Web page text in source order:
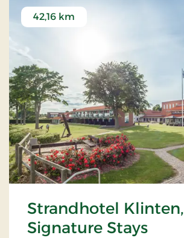
Strandhotel Klinten,
Signature Stays
42,16 km